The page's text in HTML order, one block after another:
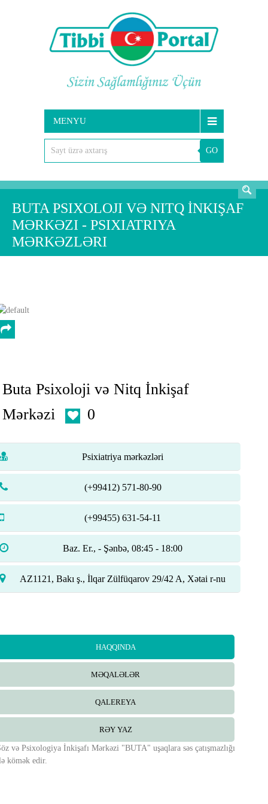
MENYU
GO
AXTARIŞ
BUTA PSIXOLOJI VƏ NITQ İNKIŞAF
MƏRKƏZI - PSIXIATRIYA
MƏRKƏZLƏRI
Buta Psixoloji və Nitq İnkişaf
Mərkəzi
0
Psixiatriya mərkəzləri
(+99412) 571-80-90
(+99455) 631-54-11
Baz. Er., - Şənbə, 08:45 - 18:00
AZ1121, Bakı ş., İlqar Zülfüqarov 29/42 A, Xətai r-nu
HAQQINDA
MƏQALƏLƏR
QALEREYA
RƏY YAZ
və Psixologiya İnkişafı Mərkəzi "BUTA" uşaqlara səs çatışmazlığı
kömək edir.